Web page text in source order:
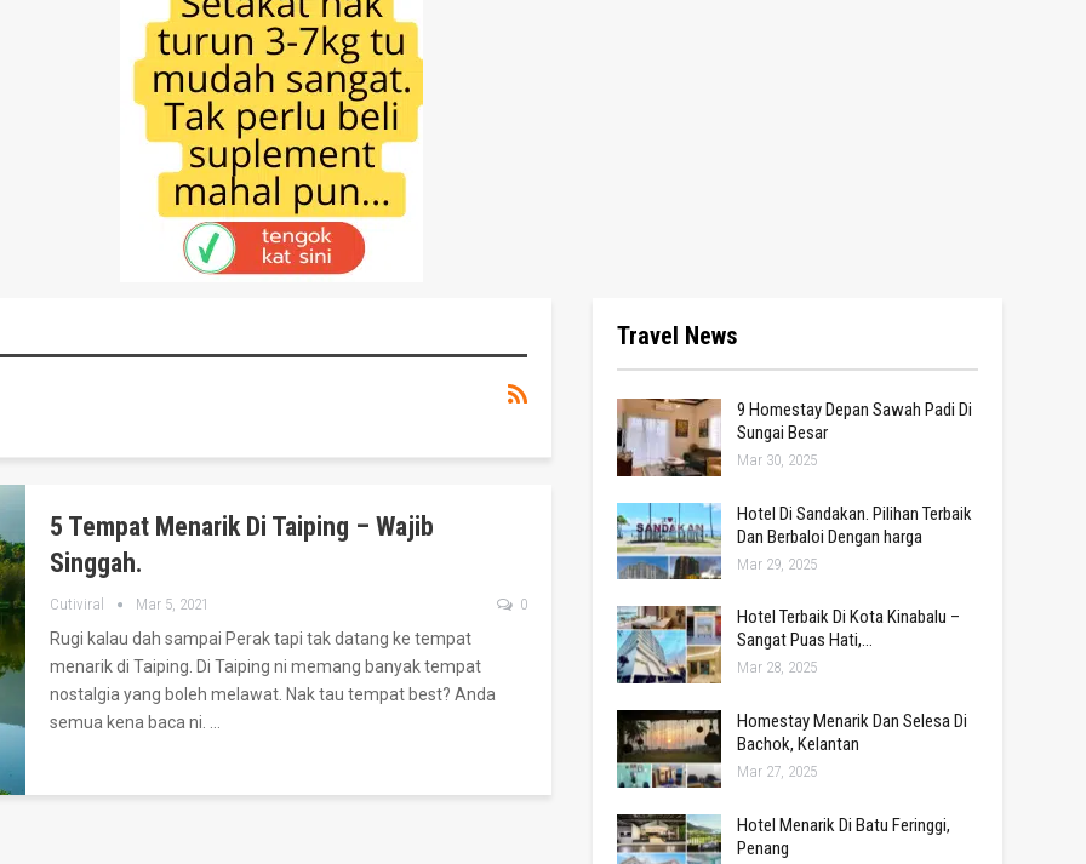
5 Tempat Menarik Di Taiping – Wajib
Singgah.
Cutiviral Mar 5, 2021 0
Rugi kalau dah sampai Perak tapi tak datang ke tempat
menarik di Taiping. Di Taiping ni memang banyak tempat
nostalgia yang boleh melawat. Nak tau tempat best? Anda
semua kena baca ni. …
Travel News
9 Homestay Depan Sawah Padi Di
Sungai Besar
Mar 30, 2025
Hotel Di Sandakan. Pilihan Terbaik
Dan Berbaloi Dengan harga
Mar 29, 2025
Hotel Terbaik Di Kota Kinabalu –
Sangat Puas Hati,…
Mar 28, 2025
Homestay Menarik Dan Selesa Di
Bachok, Kelantan
Mar 27, 2025
Hotel Menarik Di Batu Feringgi,
Penang